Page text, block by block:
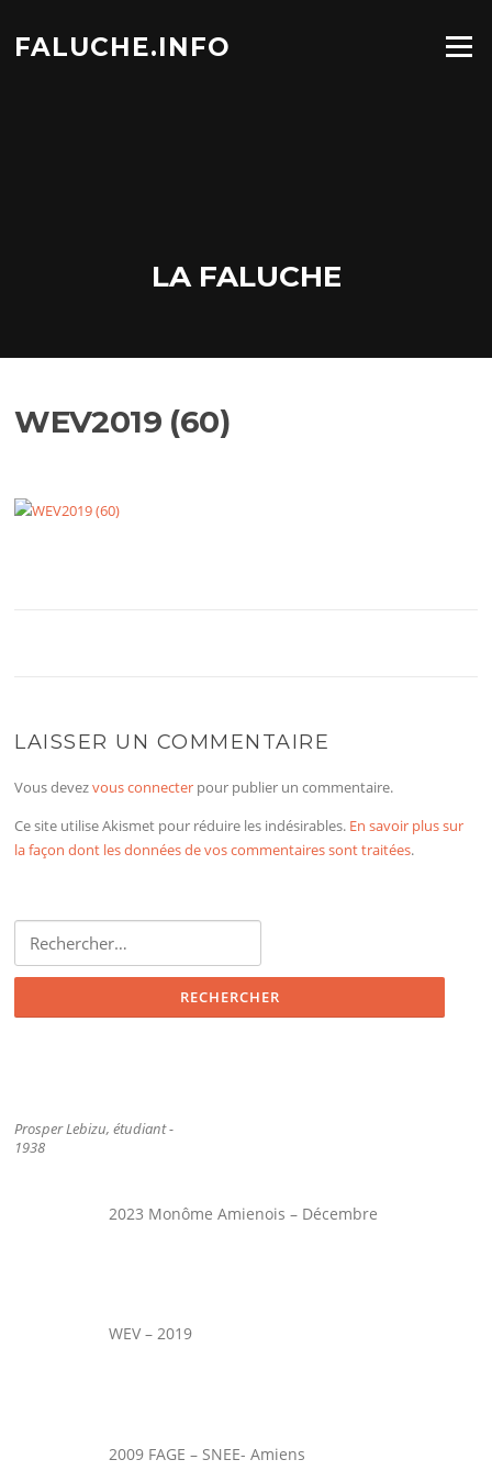
contenu
FALUCHE.INFO Menu
LA FALUCHE
WEV2019 (60)
LAISSER UN COMMENTAIRE
Vous devezvous connecter pour publier un commentaire.
Ce site utilise Akismet pour réduire les indésirables. En savoir plus sur
la façon dont les données de vos commentaires sont traitées.
Prosper Lebizu, étudiant -
1938
2023 Monôme Amienois – Décembre
WEV – 2019
2009 FAGE – SNEE- Amiens